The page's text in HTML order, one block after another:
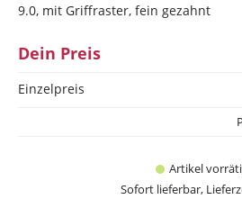
9.0, mit Griffraster, fein gezahnt
Dein Preis
Einzelpreis
Artikel
Sofort lieferbar,